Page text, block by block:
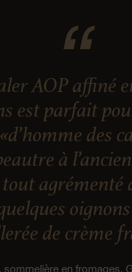
AOP affiné
est parfait
des
à
agrémenté
de crème
sommelière en fromages,